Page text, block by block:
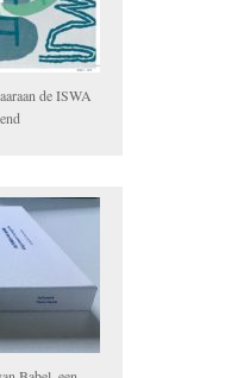
de ISWA